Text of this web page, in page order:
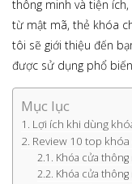
thông minh và tiện
từ mật mã, thẻ khóa
tôi sẽ giới thiệu đến
được sử dụng phổ
Mục lục
Lợi ích khi dùng
Review 10 top khóa
Khóa cửa thông
Khóa cửa thông